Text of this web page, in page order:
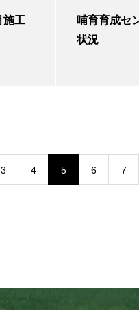
施工
哺育育成セ
状況
3 4 5 6 7